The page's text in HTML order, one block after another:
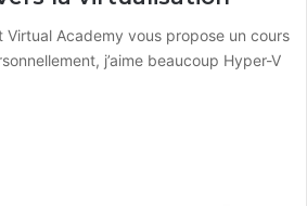
Virtual Academy vous propose un cours
j’aime beaucoup Hyper-V